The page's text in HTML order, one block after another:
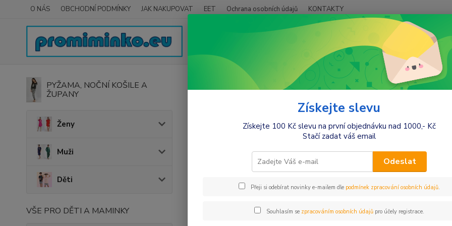
O NÁS OBCHODNÍ PODMÍNKY JAK NAKUPOVAT EET Ochrana osobních údajů KONTAKTY
PYŽAMA, NOČNÍ KOŠILE A
ŽUPANY
Ženy
Muži
Děti
VŠE PRO DĚTI A MAMINKY
Móda pro maminky Tepláky,mikiny,soupravy Be MaaMaa
Be MaaMaa Těhotenská mikina,
Získejte slevu
Získejte 100 Kč slevu na první objednávku nad 1000,- Kč
Stačí zadat váš email
Odeslat
Přeji si odebírat novinky e-mailem dle podmínek zpracování osobních údajů.
Souhlasím se zpracováním osobních údajůpro účely registrace.